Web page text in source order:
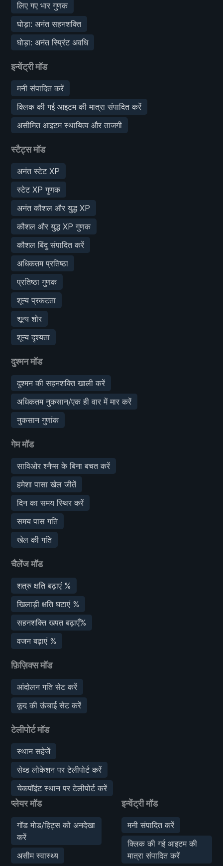
लिए गए भार गुणक
घोड़ा: अनंत सहनशक्ति
घोड़ा: अनंत स्प्रिंट अवधि
इन्वेंट्री मॉड
मनी संपादित करें
क्लिक की गई आइटम की मात्रा संपादित करें
असीमित आइटम स्थायित्व और ताजगी
स्टैट्स मॉड
अनंत स्टेट XP
स्टेट XP गुणक
अनंत कौशल और युद्ध XP
कौशल और युद्ध XP गुणक
कौशल बिंदु संपादित करें
अधिकतम प्रतिष्ठा
प्रतिष्ठा गुणक
शून्य प्रकटता
शून्य शोर
शून्य दृश्यता
दुश्मन मॉड
दुश्मन की सहनशक्ति खाली करें
अधिकतम नुकसान/एक ही वार में मार करें
नुकसान गुणांक
गेम मॉड
साविओर श्नैप्स के बिना बचत करें
हमेशा पासा खेल जीतें
दिन का समय स्थिर करें
समय पास गति
खेल की गति
चैलेंज मॉड
शत्रु क्षति बढ़ाएं %
खिलाड़ी क्षति घटाएं %
सहनशक्ति खपत बढ़ाएँ%
वजन बढ़ाएं %
फ़िज़िक्स मॉड
आंदोलन गति सेट करें
कूद की ऊंचाई सेट करें
टेलीपोर्ट मॉड
स्थान सहेजें
सेव्ड लोकेशन पर टेलीपोर्ट करें
चेकपॉइंट स्थान पर टेलीपोर्ट करें
प्लेयर मॉड
गॉड मोड/हिट्स को अनदेखा
करें
असीम स्वास्थ्य
इन्वेंट्री मॉड
मनी संपादित करें
क्लिक की गई आइटम की
मात्रा संपादित करें